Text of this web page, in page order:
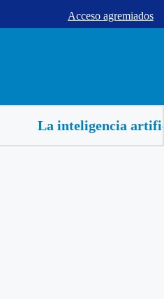
Acceso agremiados
La inteligencia artificial